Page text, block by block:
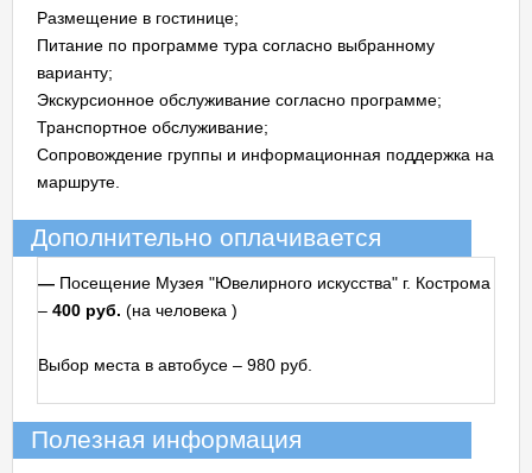
Размещение в гостинице;
Питание по программе тура согласно выбранному
варианту;
Экскурсионное обслуживание согласно программе;
Транспортное обслуживание;
Сопровождение группы и информационная поддержка на
маршруте.
Дополнительно оплачивается
— Посещение Музея "Ювелирного искусства" г. Кострома
– 400 руб. (на человека )
Выбор места в автобусе – 980 руб.
Полезная информация